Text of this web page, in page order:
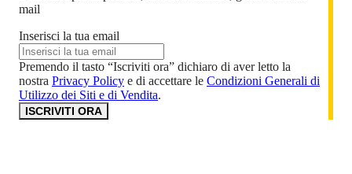
mail
Inserisci la tua email
Premendo il tasto “Iscriviti ora” dichiaro di aver letto la
nostra Privacy Policy e di accettare le Condizioni Generali di
Utilizzo dei Siti e di Vendita.
ISCRIVITI ORA